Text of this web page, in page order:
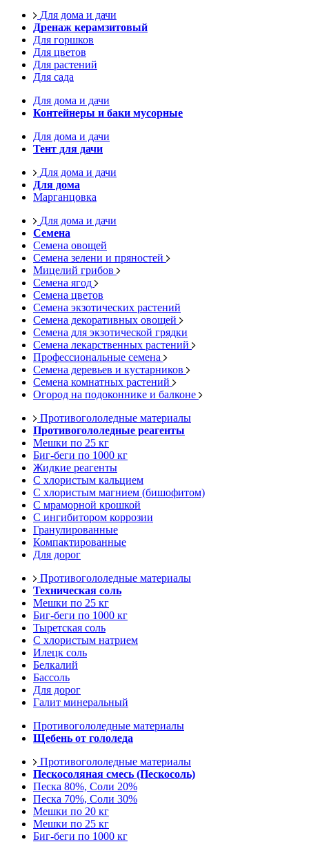
Для дома и дачи
Дренаж керамзитовый
Для горшков
Для цветов
Для растений
Для сада
Для дома и дачи
Контейнеры и баки мусорные
Для дома и дачи
Тент для дачи
Для дома и дачи
Для дома
Марганцовка
Для дома и дачи
Семена
Семена овощей
Семена зелени и пряностей
Мицелий грибов
Семена ягод
Семена цветов
Семена экзотических растений
Семена декоративных овощей
Семена для экзотической грядки
Семена лекарственных растений
Профессиональные семена
Семена деревьев и кустарников
Семена комнатных растений
Огород на подоконнике и балконе
Противогололедные материалы
Противогололедные реагенты
Мешки по 25 кг
Биг-беги по 1000 кг
Жидкие реагенты
С хлористым кальцием
С хлористым магнием (бишофитом)
С мраморной крошкой
С ингибитором коррозии
Гранулированные
Компактированные
Для дорог
Противогололедные материалы
Техническая соль
Мешки по 25 кг
Биг-беги по 1000 кг
Тыретская соль
С хлористым натрием
Илецк соль
Белкалий
Бассоль
Для дорог
Галит минеральный
Противогололедные материалы
Щебень от гололеда
Противогололедные материалы
Пескосоляная смесь (Пескосоль)
Песка 80%, Соли 20%
Песка 70%, Соли 30%
Мешки по 20 кг
Мешки по 25 кг
Биг-беги по 1000 кг